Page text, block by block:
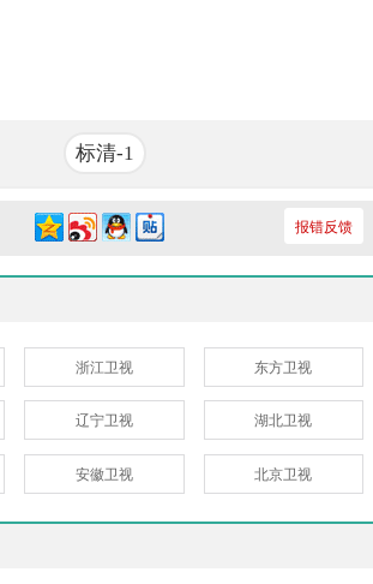
标清-1
报错反馈
浙江卫视 东方卫视
辽宁卫视 湖北卫视
安徽卫视 北京卫视